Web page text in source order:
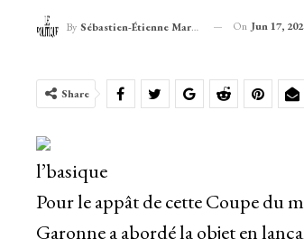
By Sébastien-Étienne Marechal On Jun 17,
Share
l’basique
Pour le appât de cette Coupe du
Garonne a abordé la objet en